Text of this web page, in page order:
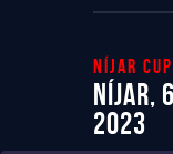
Níjar
Níjar,
2023